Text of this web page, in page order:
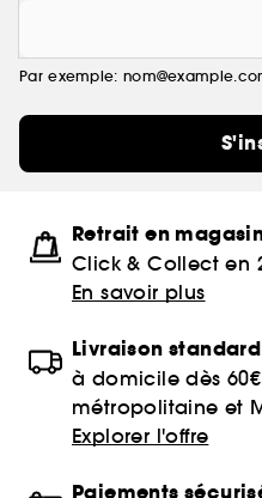
Par exemple:
Retrait en
Click & Collect en
En savoir plus
Livraison
à domicile dès
métropolitaine et
Explorer l'offre